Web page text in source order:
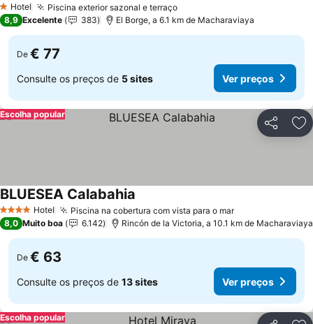
1 Estrelas
Hotel Piscina exterior sazonal e terraçoVer preços
8,9 Excelente 383 El Borge, a 6.1 km de Macharaviaya
De € 77
Consulte os preços de 5 sites Ver preços
Partilhar
Escolha popular
4 EstrelasHotel Piscina na cobertura com vista para o marVer preços
BLUESEA Calabahia
8,0 Muito boa 6.142 Rincón de la Victoria, a 10.1 km de Macharaviaya
De € 63
Consulte os preços de 13 sites Ver preços
Escolha popular